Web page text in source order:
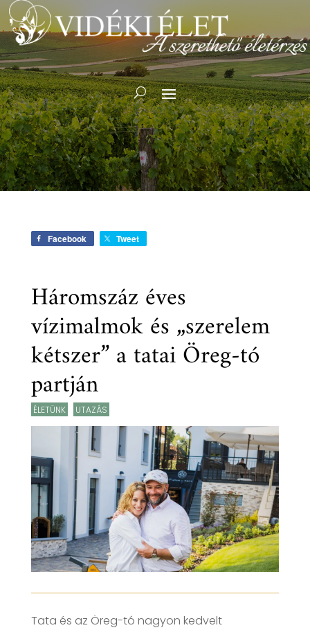
Facebook Tweet
Háromszáz éves
vízimalmok és „szerelem
kétszer” a tatai Öreg-tó
partján
ÉLETÜNK UTAZÁS
Tata és az Öreg-tó nagyon kedvelt